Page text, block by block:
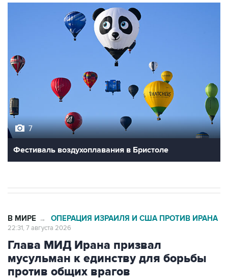
7
Фестиваль воздухоплавания в Бристоле
В МИРЕ → ОПЕРАЦИЯ ИЗРАИЛЯ И США ПРОТИВ ИРАНА
22:31, 7 августа 2026
Глава МИД Ирана призвал
мусульман к единству для борьбы
против общих врагов